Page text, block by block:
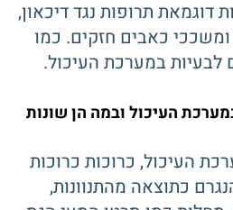
דוגמאת תרופות נגד דיכאון,
כאבים חזקים. כמו
לבעיות במערכת העיכול.
העיכול ובמה הן שונות
העיכול, כרוכות כרוכות
כתוצאה מהתנוונות,